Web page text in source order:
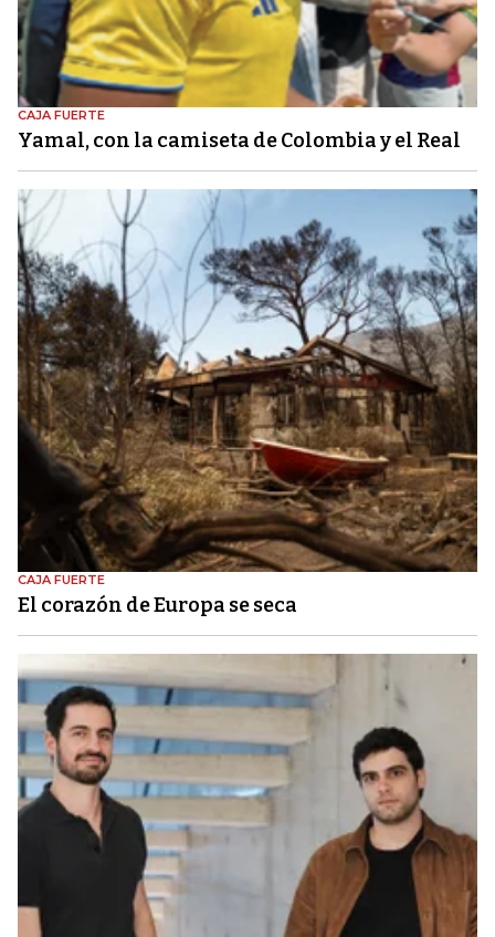
CAJA FUERTE
Yamal, con la camiseta de Colombia y el Real
CAJA FUERTE
El corazón de Europa se seca